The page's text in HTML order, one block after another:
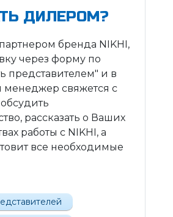
ДИЛЕРОМ?
бренда NIKHI,
через форму по
представителем" и в
менеджер свяжется с
рассказать о Ваших
работы с NIKHI, а
все необходимые